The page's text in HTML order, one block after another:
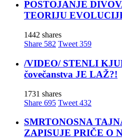
POSTOJANJE
TEORIJU
1442 shares
Share 582 Tweet 359
/VIDEO/ STENLI
čovečanstva JE LAŽ?!
1731 shares
Share 695 Tweet 432
SMRTONOSNA
ZAPISUJE PRIČE O